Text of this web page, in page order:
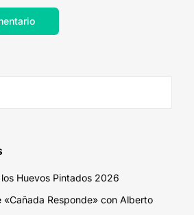
Huevos Pintados 2026
Responde» con Alberto